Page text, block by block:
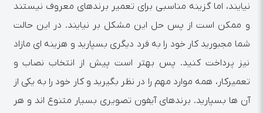
نیایند، اما گزینه مناسبی برای تعمیر برندهای معروف نیستند
و ممکن است از پس حل این مشکل بر نیایند. در این حالت
شما مجبورید کار خود را به فرد دیگری بسپارید و هزینه ای مازاد
نیز پرداخت کنید. پس بهتر است پیش از انتخاب نصاب و
تعمیرکار، همه موارد مهم را در نظر بگیرید و کار خود را به یکی از
آن ها بسپارید. برندهای آیفون تصویری بسیار متنوع اند و هر